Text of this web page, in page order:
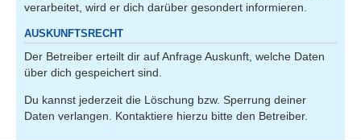
verarbeitet, wird er dich darüber gesondert informieren.
AUSKUNFTSRECHT
Der Betreiber erteilt dir auf Anfrage Auskunft, welche Daten
über dich gespeichert sind.
Du kannst jederzeit die Löschung bzw. Sperrung deiner
Daten verlangen. Kontaktiere hierzu bitte den Betreiber.